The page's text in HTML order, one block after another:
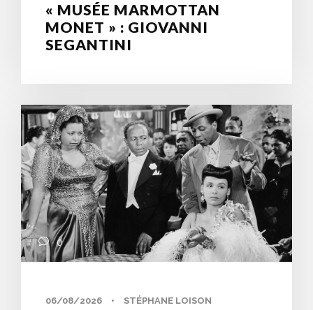
« MUSÉE MARMOTTAN
MONET » : GIOVANNI
SEGANTINI
0
06/08/2026 • STÉPHANE LOISON